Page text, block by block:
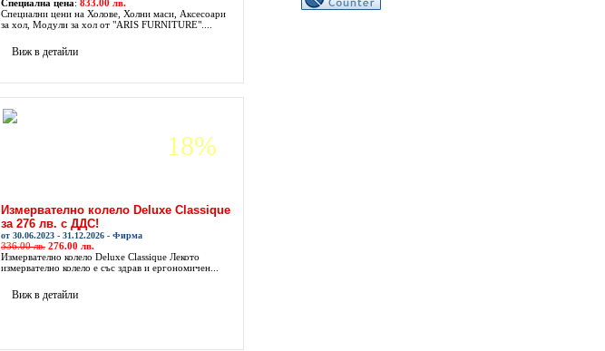
Специална цена: 833.00 лв.
Специални цени на Холове, Холни маси, Аксесоари
за хол, Модули за хол от "ARIS FURNITURE"....
Виж в детайли
18%
Измервателно колело Deluxe Classique
за 276 лв. с ДДС!
от 30.06.2023 - 31.12.2026 - Фирма
336.00 лв. 276.00 лв.
Измервателно колело Deluxe Classique Лекото
измервателно колело е със здрав и ергономичен...
Виж в детайли